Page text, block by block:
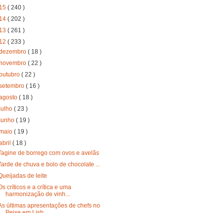
( 240 )
( 202 )
( 261 )
( 233 )
( 18 )
( 22 )
( 22 )
( 16 )
( 18 )
( 23 )
( 19 )
( 19 )
( 18 )
de borrego com ovos e avelãs
de chuva e bolo de chocolate ...
de leite
críticos e a crítica e uma
harmonização de vinh...
últimas apresentações de chefs no